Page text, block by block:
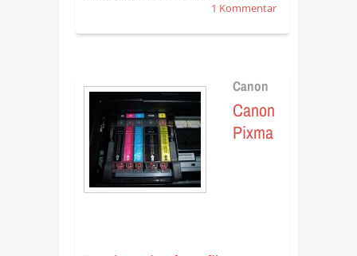
1 Kommentar
Canon
Canon
Pixma